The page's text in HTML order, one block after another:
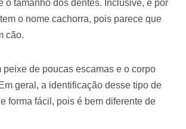
o tamanho dos dentes. Inclusive, é por
o nome cachorra, pois parece que
cão.
peixe de poucas escamas e o corpo
geral, a identificação desse tipo de
forma fácil, pois é bem diferente de